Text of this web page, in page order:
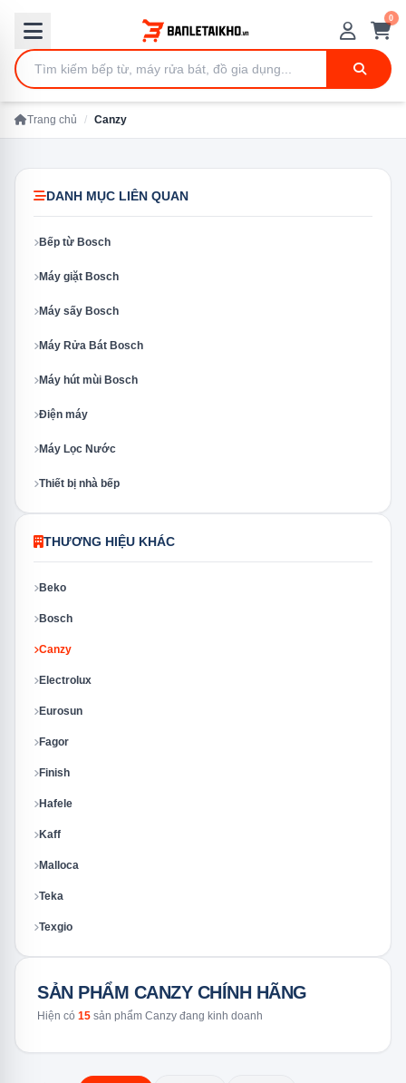
0
Trang chủ / Canzy
DANH MỤC LIÊN QUAN
Bếp từ Bosch
Máy giặt Bosch
Máy sấy Bosch
Máy Rửa Bát Bosch
Máy hút mùi Bosch
Điện máy
Máy Lọc Nước
Thiết bị nhà bếp
THƯƠNG HIỆU KHÁC
Beko
Bosch
Canzy
Electrolux
Eurosun
Fagor
Finish
Hafele
Kaff
Malloca
Teka
Texgio
SẢN PHẨM CANZY CHÍNH HÃNG
Hiện có 15 sản phẩm Canzy đang kinh doanh